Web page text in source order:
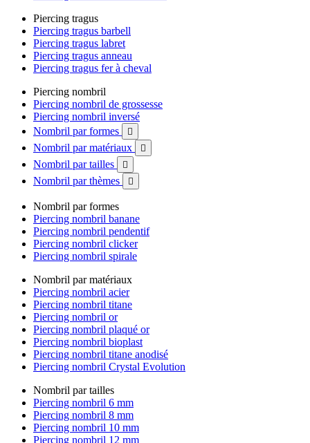
Piercing tragus
Piercing tragus barbell
Piercing tragus labret
Piercing tragus anneau
Piercing tragus fer à cheval
Piercing nombril
Piercing nombril de grossesse
Piercing nombril inversé
Nombril par formes

Nombril par matériaux 
Nombril par tailles 
Nombril par thèmes 
Nombril par formes
Piercing nombril banane
Piercing nombril pendentif
Piercing nombril clicker
Piercing nombril spirale
Nombril par matériaux
Piercing nombril acier
Piercing nombril titane
Piercing nombril or
Piercing nombril plaqué or
Piercing nombril bioplast
Piercing nombril titane anodisé
Piercing nombril Crystal Evolution
Nombril par tailles
Piercing nombril 6 mm
Piercing nombril 8 mm
Piercing nombril 10 mm
Piercing nombril 12 mm